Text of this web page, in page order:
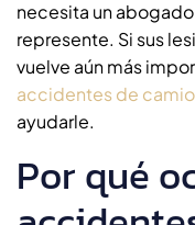
necesita un
represente. Si sus
vuelve aún más
accidentes de
ayudarle.
Por qué